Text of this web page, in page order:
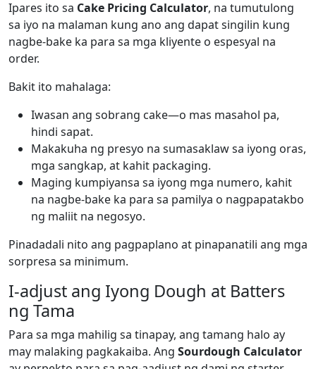
Ipares ito sa Cake Pricing Calculator, na tumutulong
sa iyo na malaman kung ano ang dapat singilin kung
nagbe-bake ka para sa mga kliyente o espesyal na
order.
Bakit ito mahalaga:
Iwasan ang sobrang cake—o mas masahol pa,
hindi sapat.
Makakuha ng presyo na sumasaklaw sa iyong oras,
mga sangkap, at kahit packaging.
Maging kumpiyansa sa iyong mga numero, kahit
na nagbe-bake ka para sa pamilya o nagpapatakbo
ng maliit na negosyo.
Pinadadali nito ang pagpaplano at pinapanatili ang mga
sorpresa sa minimum.
I-adjust ang Iyong Dough at Batters
ng Tama
Para sa mga mahilig sa tinapay, ang tamang halo ay
may malaking pagkakaiba. Ang Sourdough Calculator